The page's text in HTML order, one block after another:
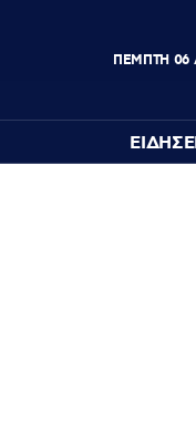
ΠΕΜΠΤΗ 06